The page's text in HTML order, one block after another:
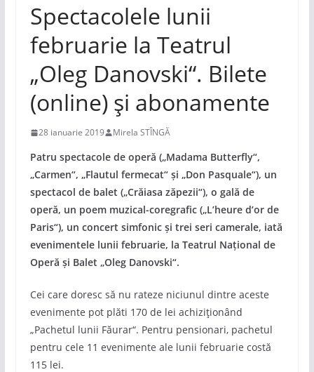
Spectacolele lunii
februarie la Teatrul
„Oleg Danovski“. Bilete
(online) și abonamente
28 ianuarie 2019 Mirela STÎNGĂ
Patru spectacole de operă („Madama Butterfly“,
„Carmen“, „Flautul fermecat“ și „Don Pasquale“), un
spectacol de balet („Crăiasa zăpezii“), o gală de
operă, un poem muzical-coregrafic („L’heure d’or de
Paris“), un concert simfonic și trei seri camerale, iată
evenimentele lunii februarie, la Teatrul Național de
Operă și Balet „Oleg Danovski“.
Cei care doresc să nu rateze niciunul dintre aceste
evenimente pot plăti 170 de lei achiziționând
„Pachetul lunii Făurar“. Pentru pensionari, pachetul
pentru cele 11 evenimente ale lunii februarie costă
115 lei.